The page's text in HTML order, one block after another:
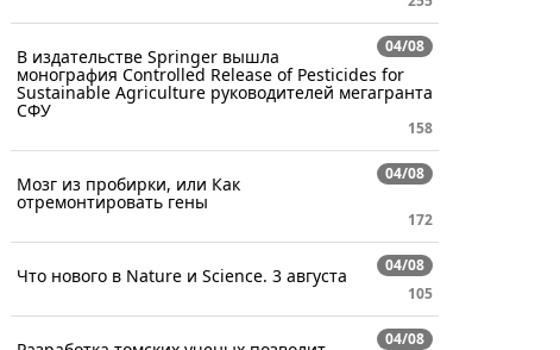
04/08
В издательстве Springer вышла
монография Controlled Release of Pesticides for
Sustainable Agriculture руководителей мегагранта
СФУ
158
04/08
Мозг из пробирки, или Как
отремонтировать гены
172
04/08
Что нового в Nature и Science. 3 августа
105
04/08